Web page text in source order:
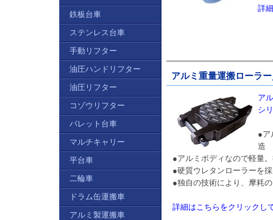
詳
アルミ重量運搬ローラ
ア
シ
●ア
造
●アルミボディなので軽量
●硬質ウレタンローラーを
●独自の技術により、摩耗
詳細はこちらをクリックし
鉄板台車
ステンレス台車
手動リフター
油圧ハンドリフター
油圧リフター
コゾウリフター
パレット台車
マルチキャリー
平台車
二輪車
ドラム缶運搬車
アルミ製運搬車